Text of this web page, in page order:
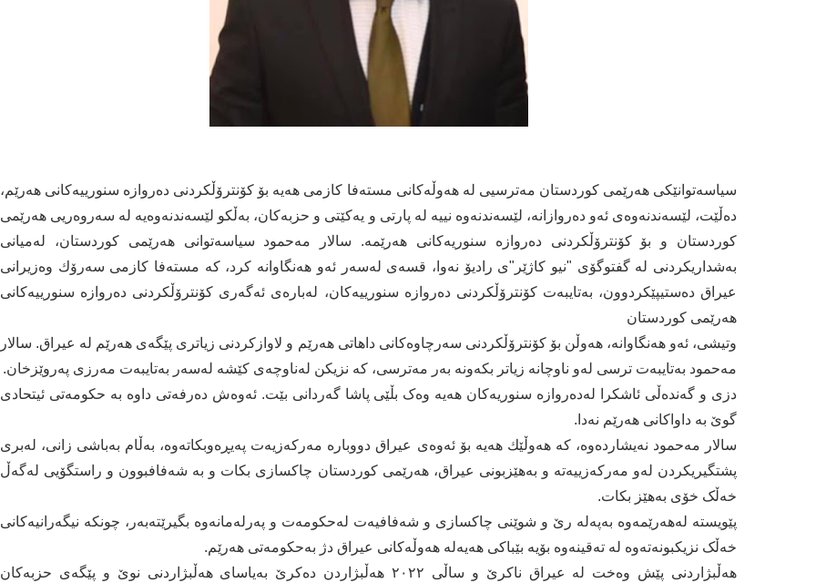
سیاسەتوانێكی هەرێمی كوردستان مەترسیی لە هەوڵەكانی مستەفا كازمی هەیە بۆ كۆنترۆڵكردنی دەروازە سنورییەكانی هەرێم،
دەڵێت، لێسەندنەوەی ئەو دەروازانە، لێسەندنەوە نییە لە پارتی و یەكێتی و حزبەکان، بەڵكو لێسەندنەوەیە لە سەروەریی هەرێمی
كوردستان و بۆ کۆنترۆڵکردنی دەروازە سنوریەکانی هەرێمە. سالار مەحمود سیاسەتوانی هەرێمی كوردستان، لەمیانی
بەشداریكردنی لە گفتوگۆی "نیو كاژێر"ی رادیۆ نەوا، قسەی لەسەر ئەو هەنگاوانە كرد، كە مستەفا كازمی سەرۆك وەزیرانی
عیراق دەستیپێكردوون، بەتایبەت كۆنترۆڵكردنی دەروازە سنورییەكان، لەبارەی ئەگەری كۆنترۆڵكردنی دەروازە سنورییەكانی
هەرێمی كوردستان
وتیشی، ئەو هەنگاوانە، هەوڵن بۆ كۆنترۆڵكردنی سەرچاوەكانی داهاتی هەرێم و لاوازکردنی زیاتری پێگەی هەرێم لە عیراق. سالار
مەحمود بەتایبەت ترسی لەو ناوچانە زیاتر بكەونە بەر مەترسی، کە نزیکن لەناوچەی کێشە لەسەر بەتایبەت مەرزی پەروێزخان.
دزی و گەندەڵی ئاشکرا لەدەروازە سنوریەکان هەیە وەک بڵێی پاشا گەردانی بێت. ئەوەش دەرفەتی داوە بە حکومەتی ئیتحادی
گوێ بە داواکانی هەرێم نەدا.
سالار مەحمود نەیشاردەوە، كە هەوڵێك هەیە بۆ ئەوەی عیراق دووبارە مەركەزیەت پەیڕەوبكاتەوە، بەڵام بەباشی زانی، لەبری
پشتگیریكردن لەو مەركەزییەتە و بەهێزبونی عیراق، هەرێمی كوردستان چاكسازی بكات و بە شەفافبوون و راستگۆیی لەگەڵ
خەڵک خۆی بەهێز بكات.
پێویستە لەهەرێمەوە بەپەلە رێ و شوێنی چاکسازی و شەفافیەت لەحکومەت و پەرلەمانەوە بگیرێتەبەر، چونکە نیگەرانیەکانی
خەڵک نزیکبونەتەوە لە تەقینەوە بۆیە بێباکی هەیەلە هەوڵەکانی عیراق دژ بەحکومەتی هەرێم.
هەڵبژاردنی پێش وەخت لە عیراق ناکرێ و ساڵی ۲٠۲۲ هەڵبژاردن دەکرێ بەیاسای هەڵبژاردنی نوێ و پێگەی حزبەکان